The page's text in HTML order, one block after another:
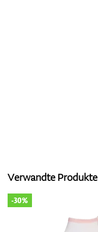
Verwandte Produkte
-30%